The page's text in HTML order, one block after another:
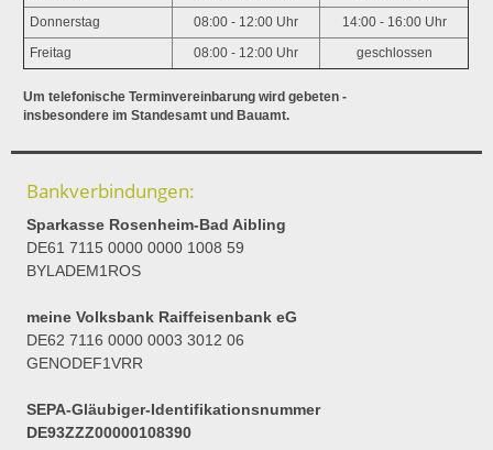
Donnerstag 08:00 - 12:00 Uhr 14:00 - 16:00 Uhr
Freitag 08:00 - 12:00 Uhr geschlossen
Um telefonische Terminvereinbarung wird gebeten -
insbesondere im Standesamt und Bauamt.
Bankverbindungen:
Sparkasse Rosenheim-Bad Aibling
DE61 7115 0000 0000 1008 59
BYLADEM1ROS
meine Volksbank Raiffeisenbank eG
DE62 7116 0000 0003 3012 06
GENODEF1VRR
SEPA-Gläubiger-Identifikationsnummer
DE93ZZZ00000108390